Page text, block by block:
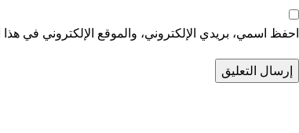
احفظ اسمي، بريدي الإلكتروني، والموقع الإلكتروني في